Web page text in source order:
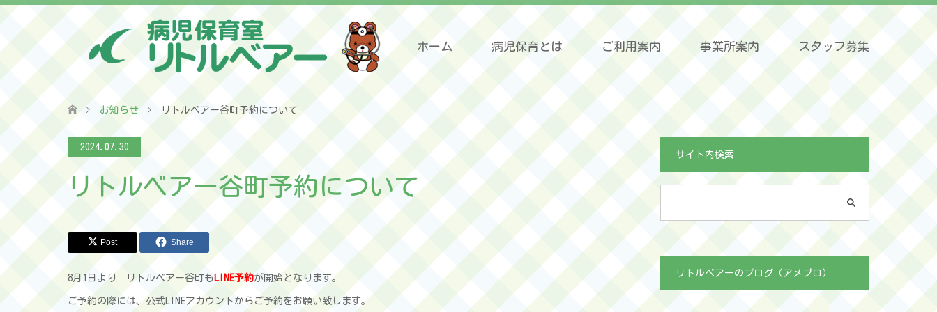
ホーム 病児保育とは ご利用案内 事業所案内 スタッフ募集
お知らせ リトルベアー谷町予約について
2024.07.30
リトルベアー谷町予約について
Post Share
8月1日より リトルベアー谷町も LINE予約が開始となります。
ご予約の際には、公式LINEアカウントからご予約をお願い致します。
サイト内検索
リトルベアーのブログ（アメブロ）